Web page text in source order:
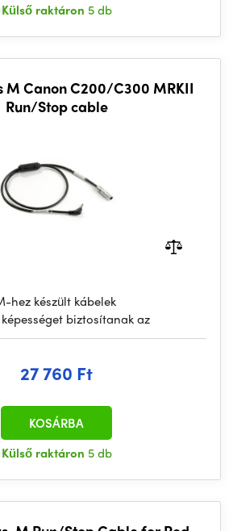
Külső raktáron 5 db
M Canon C200/C300 MRKII
Run/Stop cable
hez készült kábelek
biztosítanak az
27 760 Ft
Külső raktáron 5 db
KOSÁRBA